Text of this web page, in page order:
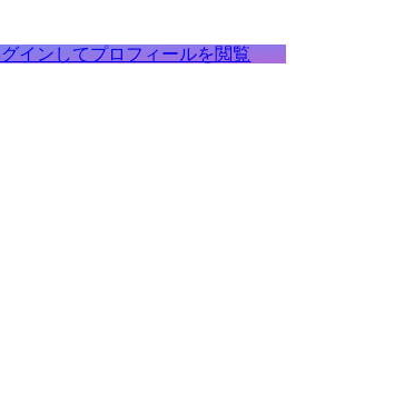
グインしてプロフィールを閲覧